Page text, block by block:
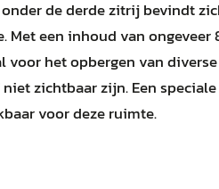
de derde zitrij bevindt
Met een inhoud van ongeveer
voor het opbergen van diverse
zichtbaar zijn. Een speciale
voor deze ruimte.